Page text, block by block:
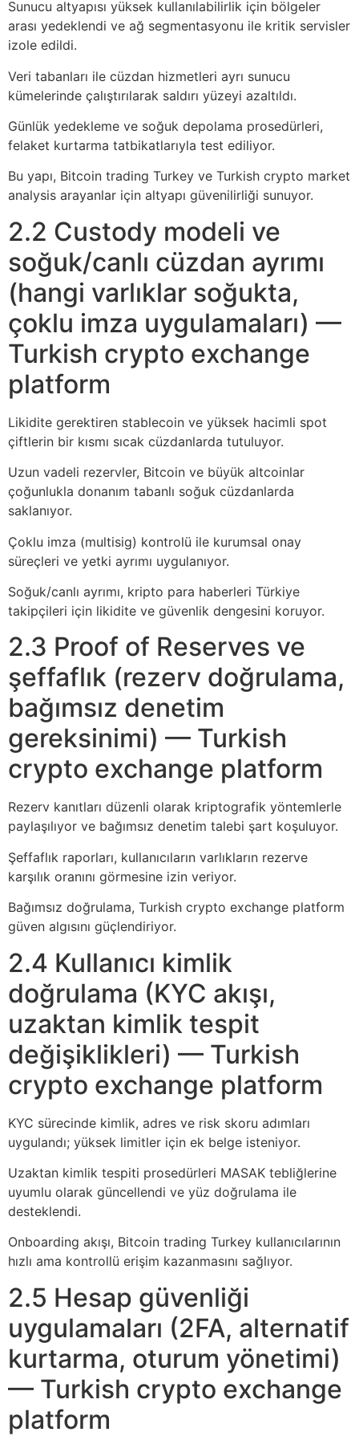
Sunucu altyapısı yüksek kullanılabilirlik için bölgeler
arası yedeklendi ve ağ segmentasyonu ile kritik servisler
izole edildi.
Veri tabanları ile cüzdan hizmetleri ayrı sunucu
kümelerinde çalıştırılarak saldırı yüzeyi azaltıldı.
Günlük yedekleme ve soğuk depolama prosedürleri,
felaket kurtarma tatbikatlarıyla test ediliyor.
Bu yapı, Bitcoin trading Turkey ve Turkish crypto market
analysis arayanlar için altyapı güvenilirliği sunuyor.
2.2 Custody modeli ve
soğuk/canlı cüzdan ayrımı
(hangi varlıklar soğukta,
çoklu imza uygulamaları) —
Turkish crypto exchange
platform
Likidite gerektiren stablecoin ve yüksek hacimli spot
çiftlerin bir kısmı sıcak cüzdanlarda tutuluyor.
Uzun vadeli rezervler, Bitcoin ve büyük altcoinlar
çoğunlukla donanım tabanlı soğuk cüzdanlarda
saklanıyor.
Çoklu imza (multisig) kontrolü ile kurumsal onay
süreçleri ve yetki ayrımı uygulanıyor.
Soğuk/canlı ayrımı, kripto para haberleri Türkiye
takipçileri için likidite ve güvenlik dengesini koruyor.
2.3 Proof of Reserves ve
şeffaflık (rezerv doğrulama,
bağımsız denetim
gereksinimi) — Turkish
crypto exchange platform
Rezerv kanıtları düzenli olarak kriptografik yöntemlerle
paylaşılıyor ve bağımsız denetim talebi şart koşuluyor.
Şeffaflık raporları, kullanıcıların varlıkların rezerve
karşılık oranını görmesine izin veriyor.
Bağımsız doğrulama, Turkish crypto exchange platform
güven algısını güçlendiriyor.
2.4 Kullanıcı kimlik
doğrulama (KYC akışı,
uzaktan kimlik tespit
değişiklikleri) — Turkish
crypto exchange platform
KYC sürecinde kimlik, adres ve risk skoru adımları
uygulandı; yüksek limitler için ek belge isteniyor.
Uzaktan kimlik tespiti prosedürleri MASAK tebliğlerine
uyumlu olarak güncellendi ve yüz doğrulama ile
desteklendi.
Onboarding akışı, Bitcoin trading Turkey kullanıcılarının
hızlı ama kontrollü erişim kazanmasını sağlıyor.
2.5 Hesap güvenliği
uygulamaları (2FA, alternatif
kurtarma, oturum yönetimi)
— Turkish crypto exchange
platform